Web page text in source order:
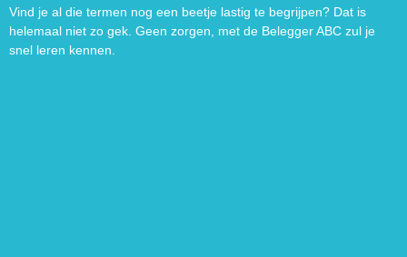
Vind je al die termen nog een beetje lastig te begrijpen? Dat is
helemaal niet zo gek. Geen zorgen, met de Belegger ABC zul je
snel leren kennen.